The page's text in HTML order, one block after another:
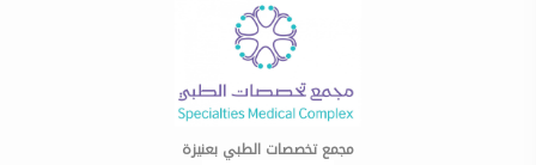
مجمع تخصصات الطبي بعنيزة